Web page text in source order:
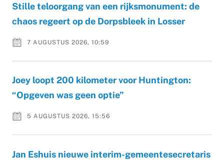
Stille teloorgang van een rijksmonument: de
chaos regeert op de Dorpsbleek in Losser
7 AUGUSTUS 2026, 10:59
Joey loopt 200 kilometer voor Huntington:
“Opgeven was geen optie”
5 AUGUSTUS 2026, 15:56
Jan Eshuis nieuwe interim-gemeentesecretaris